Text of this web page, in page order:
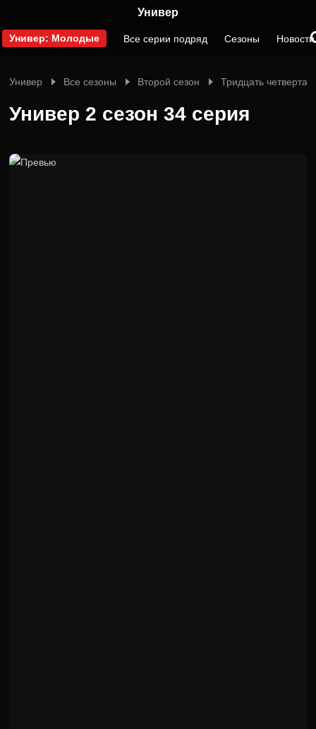
Универ
Универ: Молодые Все серии подряд Сезоны Новости
Универ Все сезоны Второй сезон Тридцать
Универ 2 сезон 34 серия